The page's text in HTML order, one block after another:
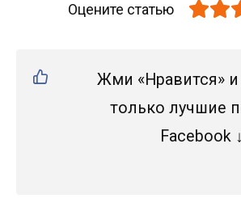
Оцените статью
Жми «Нравится» и
только лучшие
Facebook ↓